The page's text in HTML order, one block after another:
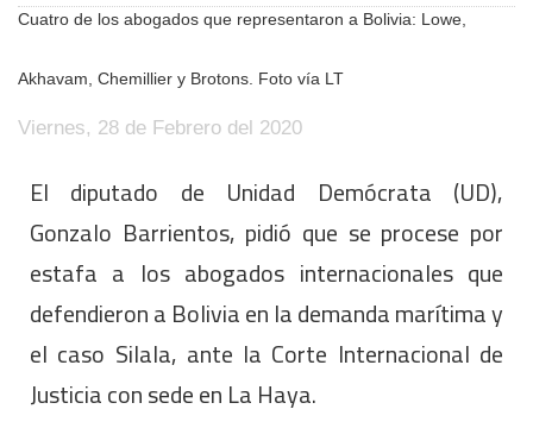
Cuatro de los abogados que representaron a Bolivia: Lowe,
Akhavam, Chemillier y Brotons. Foto vía LT
Viernes, 28 de Febrero del 2020
El diputado de Unidad Demócrata (UD),
Gonzalo Barrientos, pidió que se procese por
estafa a los abogados internacionales que
defendieron a Bolivia en la demanda marítima y
el caso Silala, ante la Corte Internacional de
Justicia con sede en La Haya.